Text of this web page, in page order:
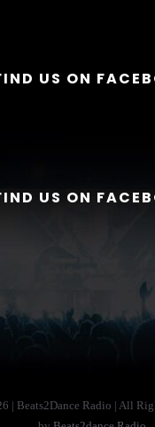
US ON
US ON
| Beats2Dance Radio | All